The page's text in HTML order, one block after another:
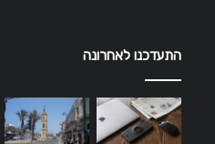
התעדכנו לאחרונה